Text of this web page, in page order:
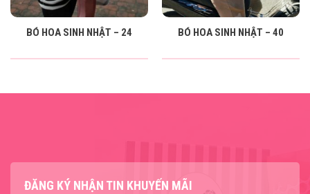
BÓ HOA SINH NHẬT – 24 BÓ HOA SINH NHẬT – 40
ĐĂNG KÝ NHẬN TIN KHUYẾN MÃI